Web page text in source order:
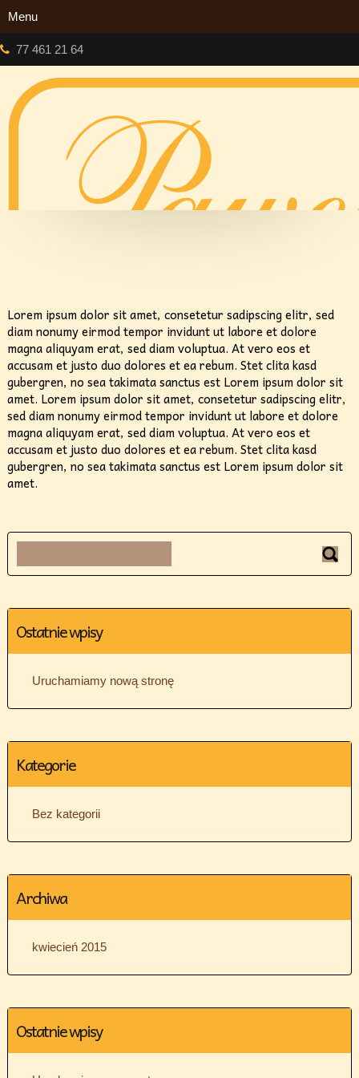
77 461 21 64
Lorem ipsum dolor sit amet, consetetur sadipscing elitr, sed
diam nonumy eirmod tempor invidunt ut labore et dolore
magna aliquyam erat, sed diam voluptua. At vero eos et
accusam et justo duo dolores et ea rebum. Stet clita kasd
gubergren, no sea takimata sanctus est Lorem ipsum dolor sit
amet. Lorem ipsum dolor sit amet, consetetur sadipscing elitr,
sed diam nonumy eirmod tempor invidunt ut labore et dolore
magna aliquyam erat, sed diam voluptua. At vero eos et
accusam et justo duo dolores et ea rebum. Stet clita kasd
gubergren, no sea takimata sanctus est Lorem ipsum dolor sit
amet.
Ostatnie wpisy
Uruchamiamy nową stronę
Kategorie
Bez kategorii
Archiwa
kwiecień 2015
Ostatnie wpisy